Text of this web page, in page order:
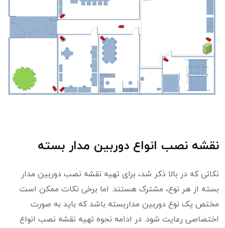
نقشه نصب انواع دوربین مدار بسته
نکاتی که در بالا ذکر شد، برای تهیه نقشه نصب دوربین مدار
بسته از هر نوع، مشترک هستند. اما برخی نکات ممکن است
مختص یک نوع دوربین مداربسته باشد که باید به صورت
اختصاصی رعایت شود. در ادامه نحوه تهیه نقشه نصب انواع